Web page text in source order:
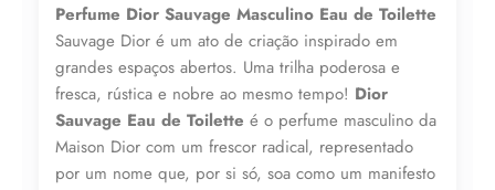
Toilette
100ml
quantidade
Perfume Dior Sauvage Masculino Eau de Toilette
Sauvage Dior é um ato de criação inspirado em
grandes espaços abertos. Uma trilha poderosa e
fresca, rústica e nobre ao mesmo tempo! Dior
Sauvage Eau de Toilette é o perfume masculino da
Maison Dior com um frescor radical, representado
por um nome que, por si só, soa como um manifesto